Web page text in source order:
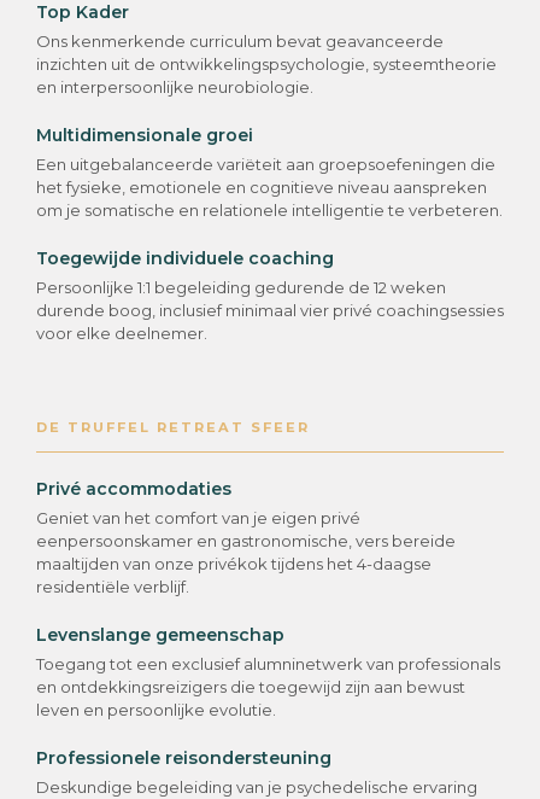
Top Kader
Ons kenmerkende curriculum bevat geavanceerde
inzichten uit de ontwikkelingspsychologie, systeemtheorie
en interpersoonlijke neurobiologie.
Multidimensionale groei
Een uitgebalanceerde variëteit aan groepsoefeningen die
het fysieke, emotionele en cognitieve niveau aanspreken
om je somatische en relationele intelligentie te verbeteren.
Toegewijde individuele coaching
Persoonlijke 1:1 begeleiding gedurende de 12 weken
durende boog, inclusief minimaal vier privé coachingsessies
voor elke deelnemer.
DE TRUFFEL RETREAT SFEER
Privé accommodaties
Geniet van het comfort van je eigen privé
eenpersoonskamer en gastronomische, vers bereide
maaltijden van onze privékok tijdens het 4-daagse
residentiële verblijf.
Levenslange gemeenschap
Toegang tot een exclusief alumninetwerk van professionals
en ontdekkingsreizigers die toegewijd zijn aan bewust
leven en persoonlijke evolutie.
Professionele reisondersteuning
Deskundige begeleiding van je psychedelische ervaring